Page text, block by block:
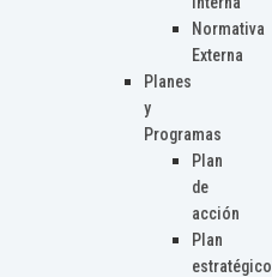
Normativa
Externa
Planes
y
Programas
Plan
de
acción
Plan
estratégico